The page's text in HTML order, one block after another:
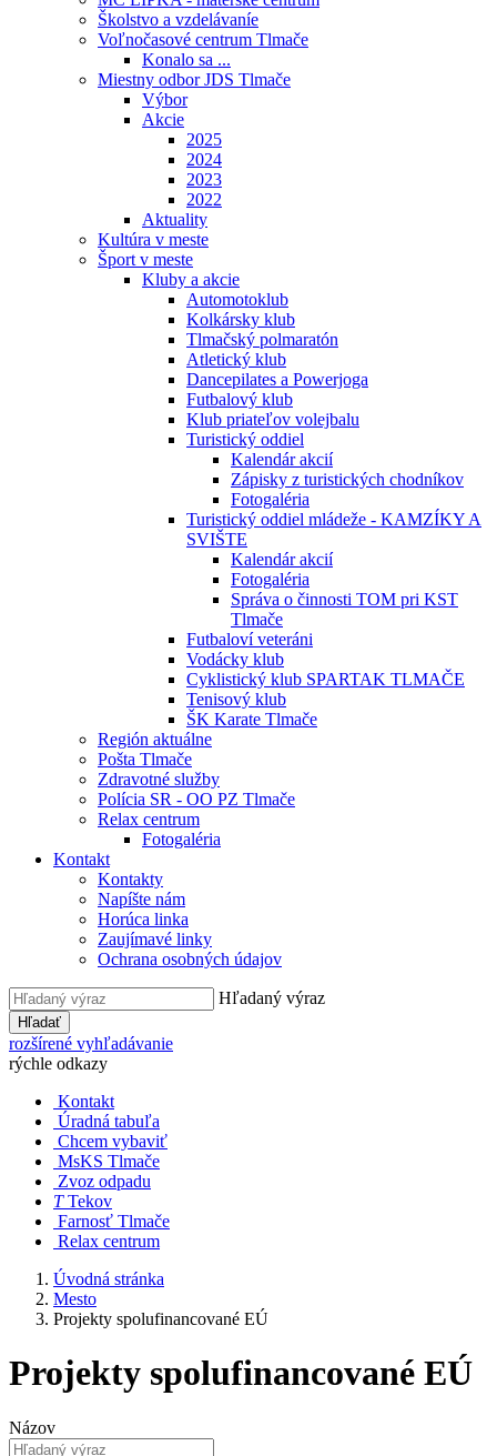
Školstvo a vzdelávaníe
Voľnočasové centrum Tlmače
Konalo sa ...
Miestny odbor JDS Tlmače
Výbor
Akcie
2025
2024
2023
2022
Aktuality
Kultúra v meste
Šport v meste
Kluby a akcie
Automotoklub
Kolkársky klub
Tlmačský polmaratón
Atletický klub
Dancepilates a Powerjoga
Futbalový klub
Klub priateľov volejbalu
Turistický oddiel
Kalendár akcií
Zápisky z turistických chodníkov
Fotogaléria
Turistický oddiel mládeže - KAMZÍKY A
SVIŠTE
Kalendár akcií
Fotogaléria
Správa o činnosti TOM pri KST
Tlmače
Futbaloví veteráni
Vodácky klub
Cyklistický klub SPARTAK TLMAČE
Tenisový klub
ŠK Karate Tlmače
Región aktuálne
Pošta Tlmače
Zdravotné služby
Polícia SR - OO PZ Tlmače
Relax centrum
Fotogaléria
Kontakt
Kontakty
Napíšte nám
Horúca linka
Zaujímavé linky
Ochrana osobných údajov
Hľadaný výraz
Hľadať
rozšírené vyhľadávanie
rýchle odkazy
Kontakt
Úradná tabuľa
Chcem vybaviť
MsKS Tlmače
Zvoz odpadu
T Tekov
Farnosť Tlmače
Relax centrum
Úvodná stránka
Mesto
Projekty spolufinancované EÚ
Projekty spolufinancované EÚ
Názov